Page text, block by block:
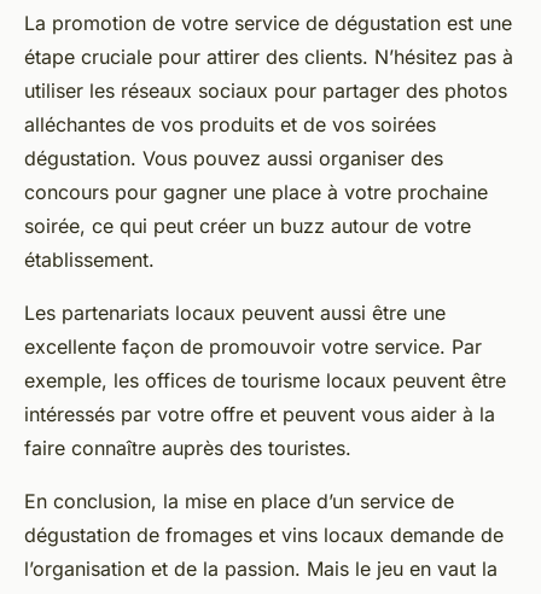
La promotion de votre service de dégustation est une
étape cruciale pour attirer des clients. N’hésitez pas à
utiliser les réseaux sociaux pour partager des photos
alléchantes de vos produits et de vos soirées
dégustation. Vous pouvez aussi organiser des
concours pour gagner une place à votre prochaine
soirée, ce qui peut créer un buzz autour de votre
établissement.
Les partenariats locaux peuvent aussi être une
excellente façon de promouvoir votre service. Par
exemple, les offices de tourisme locaux peuvent être
intéressés par votre offre et peuvent vous aider à la
faire connaître auprès des touristes.
En conclusion, la mise en place d’un service de
dégustation de fromages et vins locaux demande de
l’organisation et de la passion. Mais le jeu en vaut la